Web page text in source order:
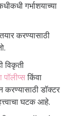
गर्भाशयाच्या
करण्यासाठी
विकृती
पॉलीप्सकिंवा
करण्यासाठी डॉक्टर
घटक आहे.